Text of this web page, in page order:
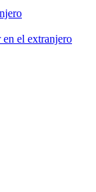
en el extranjero